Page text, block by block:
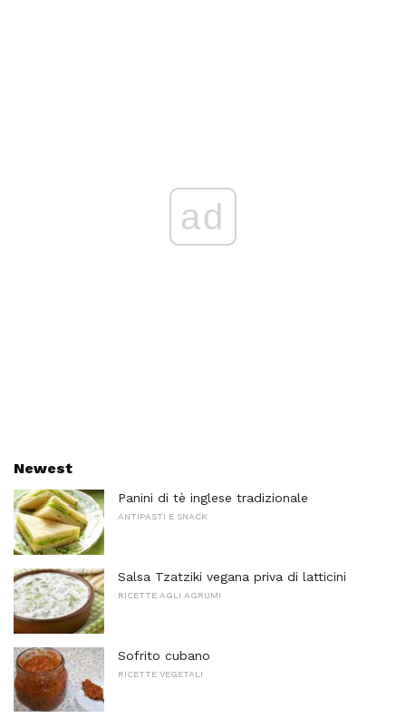
ad
Newest
Panini di tè inglese tradizionale
ANTIPASTI E SNACK
Salsa Tzatziki vegana priva di latticini
RICETTE AGLI AGRUMI
Sofrito cubano
RICETTE VEGETALI